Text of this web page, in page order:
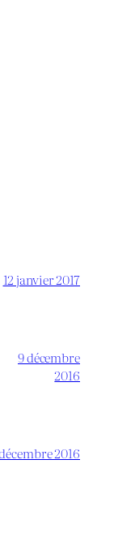
12 janvier 2017
9 décembre
2016
2016